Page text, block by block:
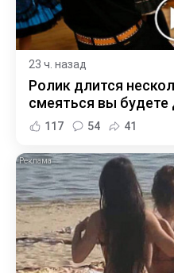
23 ч. назад
Ролик длится
смеяться вы будете
117 54 41